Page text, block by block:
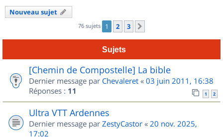
Nouveau sujet
76 sujets 1 2 3
Sujets
[Chemin de Compostelle] La bible
Dernier message par Chevaleret « 03 juin 2011, 16:38
Réponses : 11 1 2
Ultra VTT Ardennes
Dernier message par ZestyCastor « 20 nov. 2025,
17:02